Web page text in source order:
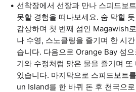
선착장에서 선장과 만나 스피드보
못할 경험을 떠나보세요. 숨 막힐
감상하며 첫 번째 섬인 Magawish
나 수영, 스노클링을 즐기며 한 시
습니다. 다음으로 Orange Bay 섬
기와 수정처럼 맑은 물을 즐기며
있습니다. 마지막으로 스피드보트
un Island를 한 바퀴 돈 후 천국으